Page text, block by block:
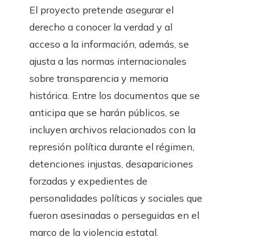
El proyecto pretende asegurar el
derecho a conocer la verdad y al
acceso a la información, además, se
ajusta a las normas internacionales
sobre transparencia y memoria
histórica. Entre los documentos que se
anticipa que se harán públicos, se
incluyen archivos relacionados con la
represión política durante el régimen,
detenciones injustas, desapariciones
forzadas y expedientes de
personalidades políticas y sociales que
fueron asesinadas o perseguidas en el
marco de la violencia estatal.